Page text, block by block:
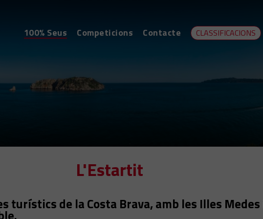
100% Seus Competicions Contacte CLASSIFICACIONS
L'Estartit
turístics de la Costa Brava, amb les Illes